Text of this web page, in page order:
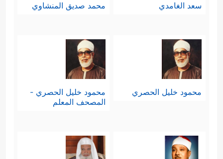
سعد الغامدي محمد صديق المنشاوي
محمود خليل الحصري
محمود خليل الحصري -
المصحف المعلم